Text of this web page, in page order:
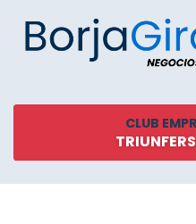
CLUB